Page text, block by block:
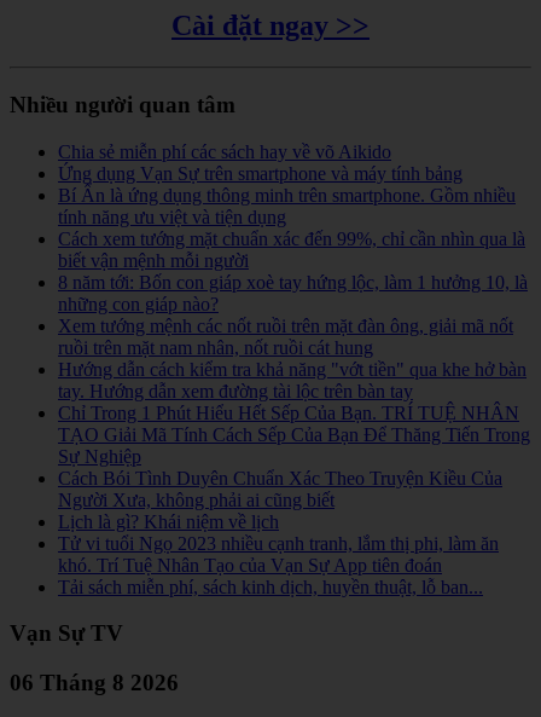
Cài đặt ngay >>
Nhiều người quan tâm
Chia sẻ miễn phí các sách hay về võ Aikido
Ứng dụng Vạn Sự trên smartphone và máy tính bảng
Bí Ẩn là ứng dụng thông minh trên smartphone. Gồm nhiều
tính năng ưu việt và tiện dụng
Cách xem tướng mặt chuẩn xác đến 99%, chỉ cần nhìn qua là
biết vận mệnh mỗi người
8 năm tới: Bốn con giáp xoè tay hứng lộc, làm 1 hưởng 10, là
những con giáp nào?
Xem tướng mệnh các nốt ruồi trên mặt đàn ông, giải mã nốt
ruồi trên mặt nam nhân, nốt ruồi cát hung
Hướng dẫn cách kiểm tra khả năng "vớt tiền" qua khe hở bàn
tay. Hướng dẫn xem đường tài lộc trên bàn tay
Chỉ Trong 1 Phút Hiểu Hết Sếp Của Bạn. TRÍ TUỆ NHÂN
TẠO Giải Mã Tính Cách Sếp Của Bạn Để Thăng Tiến Trong
Sự Nghiệp
Cách Bói Tình Duyên Chuẩn Xác Theo Truyện Kiều Của
Người Xưa, không phải ai cũng biết
Lịch là gì? Khái niệm về lịch
Tử vi tuổi Ngọ 2023 nhiều cạnh tranh, lắm thị phi, làm ăn
khó. Trí Tuệ Nhân Tạo của Vạn Sự App tiên đoán
Tải sách miễn phí, sách kinh dịch, huyền thuật, lỗ ban...
Vạn Sự TV
06 Tháng 8 2026